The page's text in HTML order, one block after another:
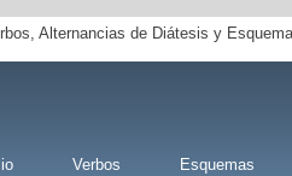
Alternancias de Diátesis y
Verbos Esquemas